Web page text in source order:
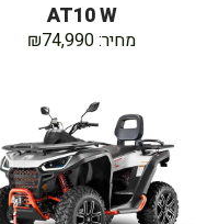
AT10 W
מחיר: ₪74,990